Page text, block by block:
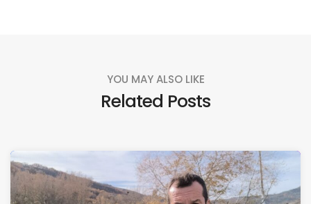
YOU MAY ALSO LIKE
Related Posts